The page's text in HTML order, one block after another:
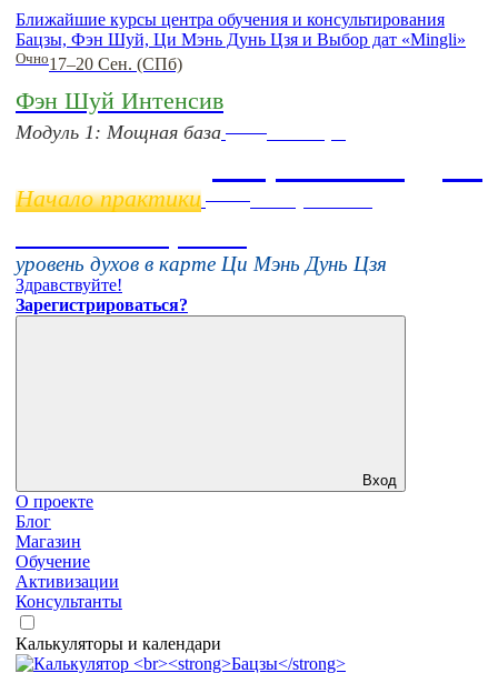
Ближайшие курсы центра обучения и консультирования
Бацзы, Фэн Шуй, Ци Мэнь Дунь Цзя и Выбор дат «Mingli»
Очно17–20 Сен. (СПб)
Фэн Шуй Интенсив
Модуль 1: Мощная база
Начало практики
уровень духов в карте Ци Мэнь Дунь Цзя
Здравствуйте!
Зарегистрироваться?
Вход
О проекте
Блог
Магазин
Обучение
Активизации
Консультанты
Калькуляторы и календари